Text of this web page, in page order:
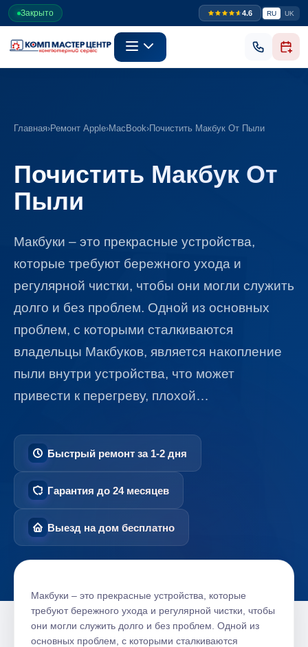
Закрыто 4.6 RU UK
Главная›Ремонт Apple›MacBook›Почистить Макбук От Пыли
Почистить Макбук От
Пыли
Макбуки ‒ это прекрасные устройства,
которые требуют бережного ухода и
регулярной чистки, чтобы они могли служить
долго и без проблем. Одной из основных
проблем, с которыми сталкиваются
владельцы Макбуков, является накопление
пыли внутри устройства, что может
привести к перегреву, плохой…
Быстрый ремонт за 1-2 дня
Гарантия до 24 месяцев
Выезд на дом бесплатно
Макбуки ‒ это прекрасные устройства, которые
требуют бережного ухода и регулярной чистки, чтобы
они могли служить долго и без проблем. Одной из
основных проблем, с которыми сталкиваются